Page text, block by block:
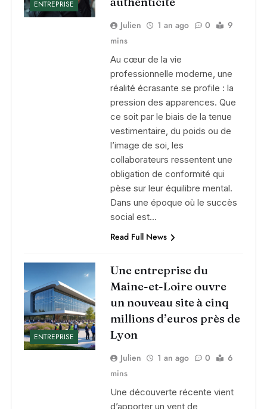
ENTREPRISE
Julien 1 an ago 0
9
mins
Au cœur de la vie
professionnelle moderne, une
réalité écrasante se profile : la
pression des apparences. Que
ce soit par le biais de la tenue
vestimentaire, du poids ou de
l’image de soi, les
collaborateurs ressentent une
obligation de conformité qui
pèse sur leur équilibre mental.
Dans une époque où le succès
social est…
Read Full News
ENTREPRISE
Une entreprise du
Maine-et-Loire ouvre
un nouveau site à cinq
millions d’euros près de
Lyon
Julien 1 an ago 0
6
mins
Une découverte récente vient
d’apporter un vent de